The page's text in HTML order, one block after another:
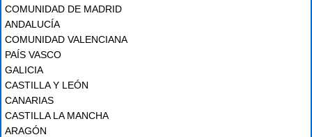
COMUNIDAD DE MADRID
ANDALUCÍA
COMUNIDAD VALENCIANA
PAÍS VASCO
GALICIA
CASTILLA Y LEÓN
CANARIAS
CASTILLA LA MANCHA
ARAGÓN